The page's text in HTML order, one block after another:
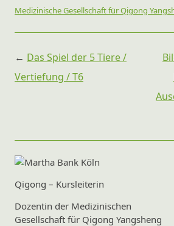
Medizinische Gesellschaft für Qigong
Beitragsnavigation
← Das Spiel der 5 Tiere /
Vertiefung / T6
Qigong – Kursleiterin
Dozentin der Medizinischen
Gesellschaft für Qigong Yangsheng